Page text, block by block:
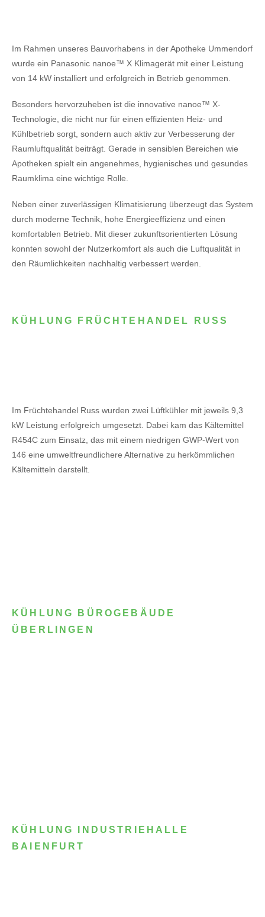
Im Rahmen unseres Bauvorhabens in der Apotheke Ummendorf
wurde ein Panasonic nanoe™ X Klimagerät mit einer Leistung
von 14 kW installiert und erfolgreich in Betrieb genommen.
Besonders hervorzuheben ist die innovative nanoe™ X-
Technologie, die nicht nur für einen effizienten Heiz- und
Kühlbetrieb sorgt, sondern auch aktiv zur Verbesserung der
Raumluftqualität beiträgt. Gerade in sensiblen Bereichen wie
Apotheken spielt ein angenehmes, hygienisches und gesundes
Raumklima eine wichtige Rolle.
Neben einer zuverlässigen Klimatisierung überzeugt das System
durch moderne Technik, hohe Energieeffizienz und einen
komfortablen Betrieb. Mit dieser zukunftsorientierten Lösung
konnten sowohl der Nutzerkomfort als auch die Luftqualität in
den Räumlichkeiten nachhaltig verbessert werden.
KÜHLUNG FRÜCHTEHANDEL RUSS
Im Früchtehandel Russ wurden zwei Lüftkühler mit jeweils 9,3
kW Leistung erfolgreich umgesetzt. Dabei kam das Kältemittel
R454C zum Einsatz, das mit einem niedrigen GWP-Wert von
146 eine umweltfreundlichere Alternative zu herkömmlichen
Kältemitteln darstellt.
KÜHLUNG BÜROGEBÄUDE
ÜBERLINGEN
KÜHLUNG INDUSTRIEHALLE
BAIENFURT